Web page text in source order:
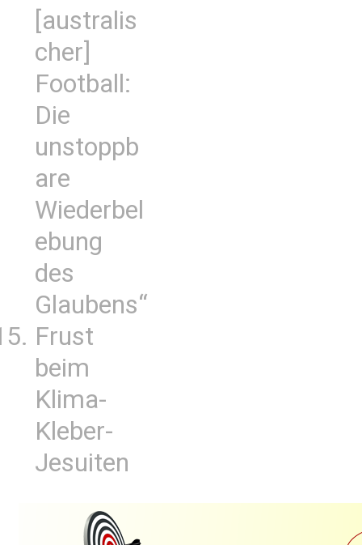
[australis
cher]
Football:
Die
unstoppb
are
Wiederbel
ebung
des
Glaubens“
Frust
beim
Klima-
Kleber-
Jesuiten